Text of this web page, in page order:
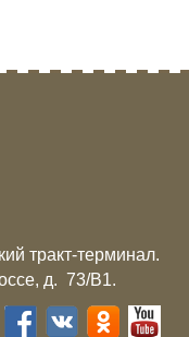
тракт-терминал.
д. 73/B1.